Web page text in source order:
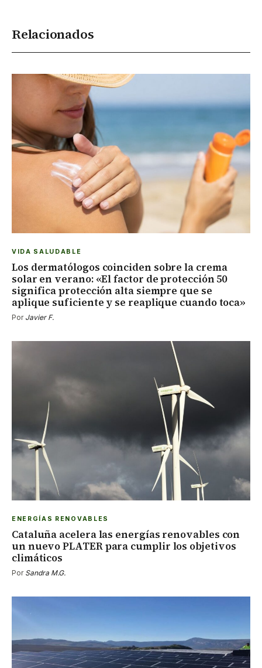
Relacionados
VIDA SALUDABLE
Los dermatólogos coinciden sobre la crema
solar en verano: «El factor de protección 50
significa protección alta siempre que se
aplique suficiente y se reaplique cuando toca»
Por Javier F.
ENERGÍAS RENOVABLES
Cataluña acelera las energías renovables con
un nuevo PLATER para cumplir los objetivos
climáticos
Por Sandra M.G.